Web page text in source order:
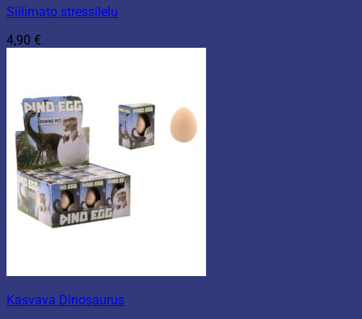
Siilimato stressilelu
4,90 €
Kasvava Dinosaurus